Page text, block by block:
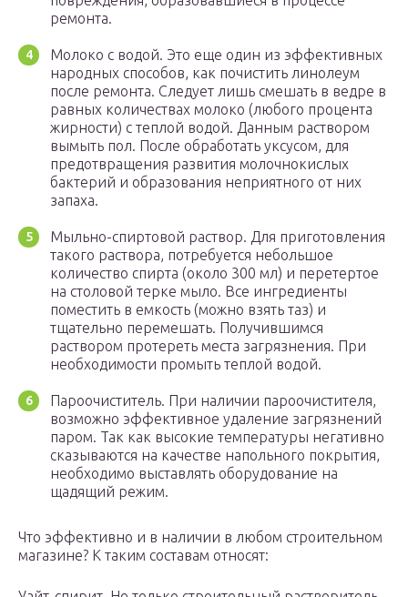
ремонта.
Молоко с водой. Это еще один из эффективных
народных способов, как почистить линолеум
после ремонта. Следует лишь смешать в ведре в
равных количествах молоко (любого процента
жирности) с теплой водой. Данным раствором
вымыть пол. После обработать уксусом, для
предотвращения развития молочнокислых
бактерий и образования неприятного от них
запаха.
Мыльно-спиртовой раствор. Для приготовления
такого раствора, потребуется небольшое
количество спирта (около 300 мл) и перетертое
на столовой терке мыло. Все ингредиенты
поместить в емкость (можно взять таз) и
тщательно перемешать. Получившимся
раствором протереть места загрязнения. При
необходимости промыть теплой водой.
Пароочиститель. При наличии пароочистителя,
возможно эффективное удаление загрязнений
паром. Так как высокие температуры негативно
сказываются на качестве напольного покрытия,
необходимо выставлять оборудование на
щадящий режим.
Что эффективно и в наличии в любом строительном
магазине? К таким составам относят: